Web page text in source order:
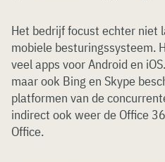
Het bedrijf focust echter niet
mobiele besturingssysteem.
veel apps voor Android en
maar ook Bing en Skype
platformen van de
indirect ook weer de Office
Office.